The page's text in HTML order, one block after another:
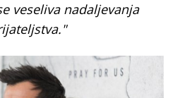
veseliva nadaljevanja